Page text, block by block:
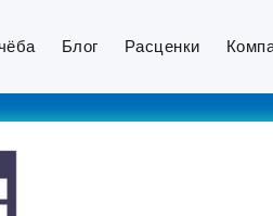
Блог Расценки